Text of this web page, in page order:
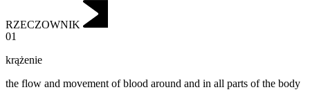
RZECZOWNIK
01
krążenie
the flow and movement of blood around and in all parts of the body